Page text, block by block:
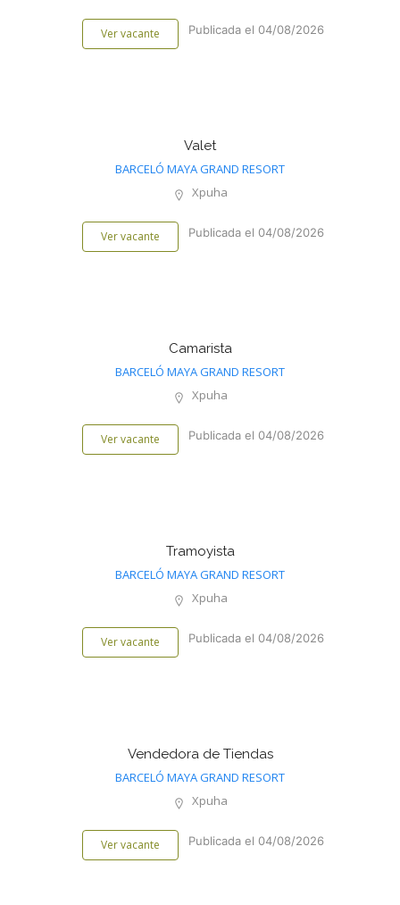
Ver vacante Publicada el 04/08/2026
Valet
BARCELÓ MAYA GRAND RESORT
Xpuha
Ver vacante Publicada el 04/08/2026
Camarista
BARCELÓ MAYA GRAND RESORT
Xpuha
Ver vacante Publicada el 04/08/2026
Tramoyista
BARCELÓ MAYA GRAND RESORT
Xpuha
Ver vacante Publicada el 04/08/2026
Vendedora de Tiendas
BARCELÓ MAYA GRAND RESORT
Xpuha
Ver vacante Publicada el 04/08/2026